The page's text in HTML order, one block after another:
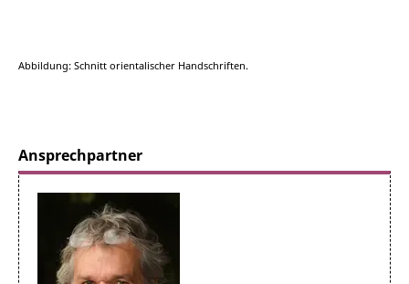
Abbildung: Schnitt orientalischer Handschriften.
Ansprechpartner